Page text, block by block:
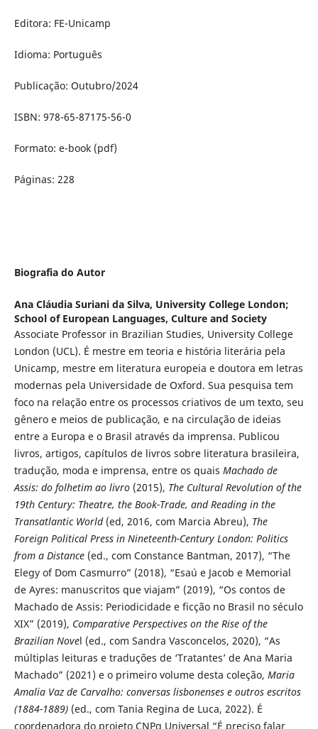
Editora: FE-Unicamp
Idioma: Português
Publicação: Outubro/2024
ISBN: 978-65-87175-56-0
Formato: e-book (pdf)
Páginas: 228
Biografia do Autor
Ana Cláudia Suriani da Silva, University College London;
School of European Languages, Culture and Society
Associate Professor in Brazilian Studies, University College
London (UCL). É mestre em teoria e história literária pela
Unicamp, mestre em literatura europeia e doutora em letras
modernas pela Universidade de Oxford. Sua pesquisa tem
foco na relação entre os processos criativos de um texto, seu
gênero e meios de publicação, e na circulação de ideias
entre a Europa e o Brasil através da imprensa. Publicou
livros, artigos, capítulos de livros sobre literatura brasileira,
tradução, moda e imprensa, entre os quais Machado de
Assis: do folhetim ao livro(2015), The Cultural Revolution of the
19th Century: Theatre, the Book-Trade, and Reading in the
Transatlantic World(ed, 2016, com Marcia Abreu), The
Foreign Political Press in Nineteenth-Century London: Politics
from a Distance(ed., com Constance Bantman, 2017), “The
Elegy of Dom Casmurro” (2018), “Esaú e Jacob e Memorial
de Ayres: manuscritos que viajam” (2019), “Os contos de
Machado de Assis: Periodicidade e ficção no Brasil no século
XIX” (2019), Comparative Perspectives on the Rise of the
Brazilian Novel (ed., com Sandra Vasconcelos, 2020), “As
múltiplas leituras e traduções de ‘Tratantes’ de Ana Maria
Machado” (2021) e o primeiro volume desta coleção, Maria
Amalia Vaz de Carvalho: conversas lisbonenses e outros escritos
(1884-1889)(ed., com Tania Regina de Luca, 2022). É
coordenadora do projeto CNPq Universal “É preciso falar